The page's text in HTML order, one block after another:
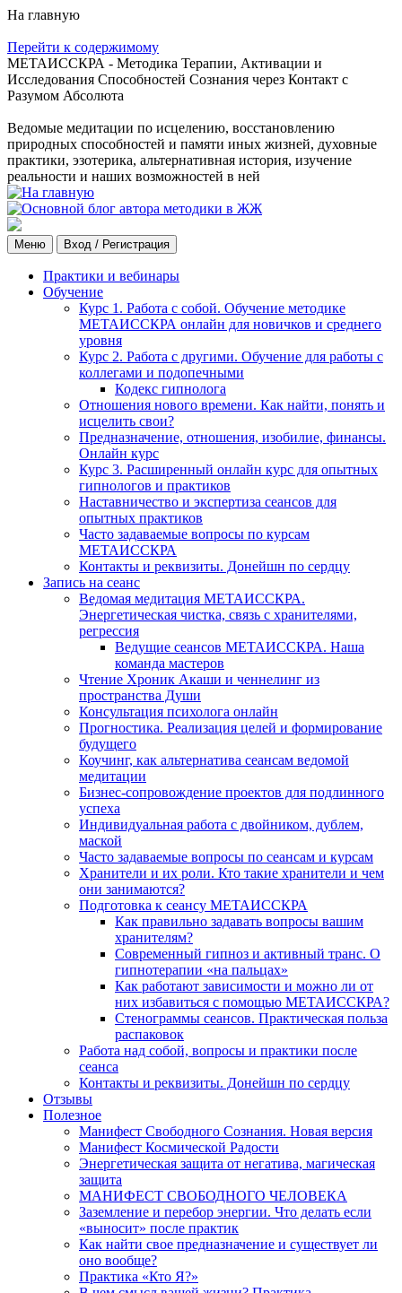
На главную
Перейти к содержимому
МЕТАИССКРА - Методика Терапии, Активации и
Исследования Способностей Сознания через Контакт с
Разумом Абсолюта
Ведомые медитации по исцелению, восстановлению
природных способностей и памяти иных жизней, духовные
практики, эзотерика, альтернативная история, изучение
реальности и наших возможностей в ней
Меню Вход / Регистрация
Практики и вебинары
Обучение
Курс 1. Работа с собой. Обучение методике
МЕТАИССКРА онлайн для новичков и среднего
уровня
Курс 2. Работа с другими. Обучение для работы с
коллегами и подопечными
Кодекс гипнолога
Отношения нового времени. Как найти, понять и
исцелить свои?
Предназначение, отношения, изобилие, финансы.
Онлайн курс
Курс 3. Расширенный онлайн курс для опытных
гипнологов и практиков
Наставничество и экспертиза сеансов для
опытных практиков
Часто задаваемые вопросы по курсам
МЕТАИССКРА
Контакты и реквизиты. Донейшн по сердцу
Запись на сеанс
Ведомая медитация МЕТАИССКРА.
Энергетическая чистка, связь с хранителями,
регрессия
Ведущие сеансов МЕТАИССКРА. Наша
команда мастеров
Чтение Хроник Акаши и ченнелинг из
пространства Души
Консультация психолога онлайн
Прогностика. Реализация целей и формирование
будущего
Коучинг, как альтернатива сеансам ведомой
медитации
Бизнес-сопровождение проектов для подлинного
успеха
Индивидуальная работа с двойником, дублем,
маской
Часто задаваемые вопросы по сеансам и курсам
Хранители и их роли. Кто такие хранители и чем
они занимаются?
Подготовка к сеансу МЕТАИССКРА
Как правильно задавать вопросы вашим
хранителям?
Современный гипноз и активный транс. О
гипнотерапии «на пальцах»
Как работают зависимости и можно ли от
них избавиться с помощью МЕТАИССКРА?
Стенограммы сеансов. Практическая польза
распаковок
Работа над собой, вопросы и практики после
сеанса
Контакты и реквизиты. Донейшн по сердцу
Отзывы
Полезное
Манифест Свободного Сознания. Новая версия
Манифест Космической Радости
Энергетическая защита от негатива, магическая
защита
МАНИФЕСТ СВОБОДНОГО ЧЕЛОВЕКА
Заземление и перебор энергии. Что делать если
«выносит» после практик
Как найти свое предназначение и существует ли
оно вообще?
Практика «Кто Я?»